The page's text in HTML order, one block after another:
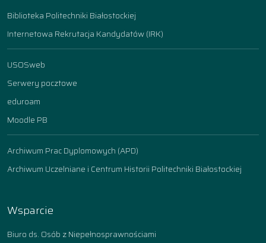
Biblioteka Politechniki Białostockiej
Internetowa Rekrutacja Kandydatów (IRK)
USOSweb
Serwery pocztowe
eduroam
Moodle PB
Archiwum Prac Dyplomowych (APD)
Archiwum Uczelniane i Centrum Historii Politechniki Białostockiej
Wsparcie
Biuro ds. Osób z Niepełnosprawnościami